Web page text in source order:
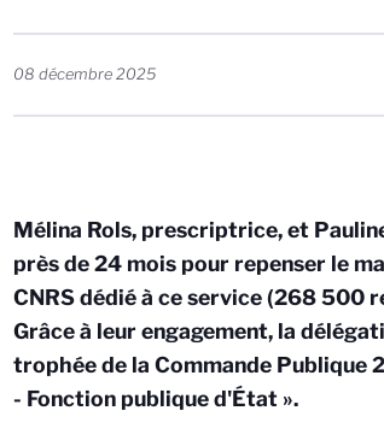
08 décembre 2025
Mélina Rols, prescriptrice, et
près de 24 mois pour repenser le
CNRS dédié à ce service (268 500
Grâce à leur engagement, la
trophée de la Commande Publique
- Fonction publique d'État ».